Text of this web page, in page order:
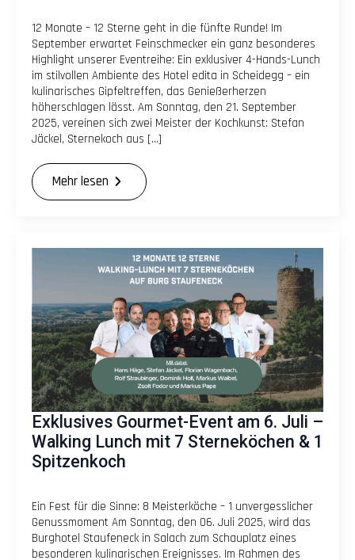
12 Monate – 12 Sterne geht in die fünfte Runde! Im
September erwartet Feinschmecker ein ganz besonderes
Highlight unserer Eventreihe: Ein exklusiver 4-Hands-Lunch
im stilvollen Ambiente des Hotel edita in Scheidegg – ein
kulinarisches Gipfeltreffen, das Genießerherzen
höherschlagen lässt. Am Sonntag, den 21. September
2025, vereinen sich zwei Meister der Kochkunst: Stefan
Jäckel, Sternekoch aus […]
Mehr lesen
Exklusives Gourmet-Event am 6. Juli –
Walking Lunch mit 7 Sterneköchen & 1
Spitzenkoch
Ein Fest für die Sinne: 8 Meisterköche – 1 unvergesslicher
Genussmoment Am Sonntag, den 06. Juli 2025, wird das
Burghotel Staufeneck in Salach zum Schauplatz eines
besonderen kulinarischen Ereignisses. Im Rahmen des